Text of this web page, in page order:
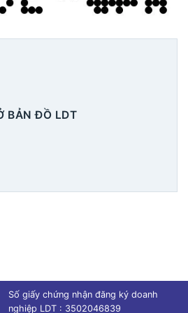
BẢN ĐỒ LDT
tiết
Số giấy chứng nhận đăng ký doanh
nghiệp LDT : 3502046839